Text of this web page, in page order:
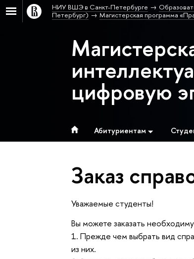
НИУ ВШЭ в Санкт-Петербурге
Петербург)
Магистерская программа
цифровую
Абитуриентам
Заказ
Уважаемые студенты!
Вы можете заказать
1. Прежде чем выбрать вид
из них.